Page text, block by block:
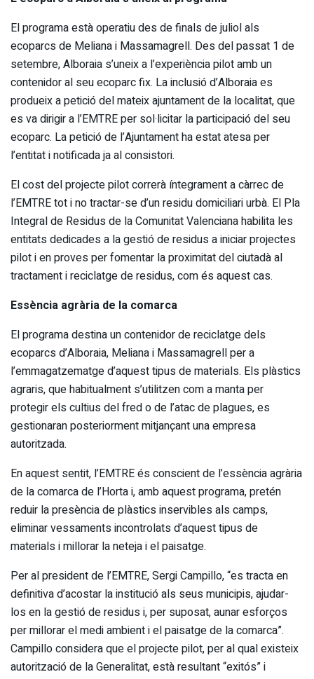
El programa està operatiu des de finals de juliol als
ecoparcs de Meliana i Massamagrell. Des del passat 1 de
setembre, Alboraia s’uneix a l’experiència pilot amb un
contenidor al seu ecoparc fix. La inclusió d’Alboraia es
produeix a petició del mateix ajuntament de la localitat, que
es va dirigir a l’EMTRE per sol·licitar la participació del seu
ecoparc. La petició de l’Ajuntament ha estat atesa per
l’entitat i notificada ja al consistori.
El cost del projecte pilot correrà íntegrament a càrrec de
l’EMTRE tot i no tractar-se d’un residu domiciliari urbà. El Pla
Integral de Residus de la Comunitat Valenciana habilita les
entitats dedicades a la gestió de residus a iniciar projectes
pilot i en proves per fomentar la proximitat del ciutadà al
tractament i reciclatge de residus, com és aquest cas.
Essència agrària de la comarca
El programa destina un contenidor de reciclatge dels
ecoparcs d’Alboraia, Meliana i Massamagrell per a
l’emmagatzematge d’aquest tipus de materials. Els plàstics
agraris, que habitualment s’utilitzen com a manta per
protegir els cultius del fred o de l’atac de plagues, es
gestionaran posteriorment mitjançant una empresa
autoritzada.
En aquest sentit, l’EMTRE és conscient de l’essència agrària
de la comarca de l’Horta i, amb aquest programa, pretén
reduir la presència de plàstics inservibles als camps,
eliminar vessaments incontrolats d’aquest tipus de
materials i millorar la neteja i el paisatge.
Per al president de l’EMTRE, Sergi Campillo, “es tracta en
definitiva d’acostar la institució als seus municipis, ajudar-
los en la gestió de residus i, per suposat, aunar esforços
per millorar el medi ambient i el paisatge de la comarca”.
Campillo considera que el projecte pilot, per al qual existeix
autorització de la Generalitat, està resultant “exitós” i